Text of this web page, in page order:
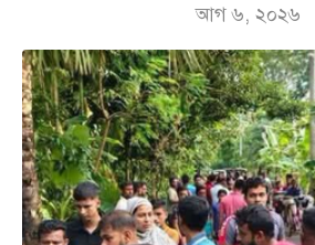
আগ ৬, ২০২৬